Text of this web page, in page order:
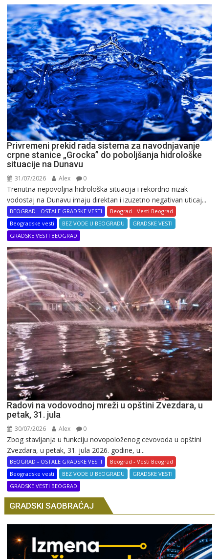
Privremeni prekid rada sistema za navodnjavanje
crpne stanice „Grocka” do poboljšanja hidrološke
situacije na Dunavu
31/07/2026 Alex 0
Trenutna nepovoljna hidrološka situacija i rekordno nizak
vodostaj na Dunavu imaju direktan i izuzetno negativan uticaj...
BEOGRAD - OSTALE GRADSKE VESTI
Beograd - Vesti Beograd
Beogradske vesti
BEZ VODE U BEOGRADU
GRADSKE VESTI
GRADSKE VESTI BEOGRAD
Radovi na vodovodnoj mreži u opštini Zvezdara, u
petak, 31. jula
30/07/2026 Alex 0
Zbog stavljanja u funkciju novopoloženog cevovoda u opštini
Zvezdara, u petak, 31. jula 2026. godine, u...
BEOGRAD - OSTALE GRADSKE VESTI
Beograd - Vesti Beograd
Beogradske vesti
BEZ VODE U BEOGRADU
GRADSKE VESTI
GRADSKE VESTI BEOGRAD
GRADSKI SAOBRAĆAJ